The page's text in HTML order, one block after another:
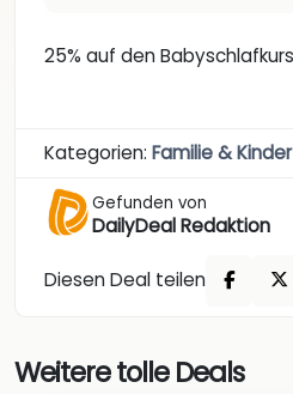
25% auf den Babyschlafkurs
Kategorien: Familie & Kinder
Gefunden von
DailyDeal Redaktion
Diesen Deal teilen
Weitere tolle Deals